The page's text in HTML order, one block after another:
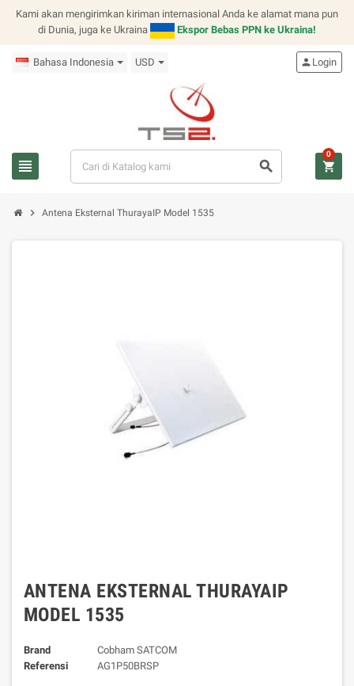
Kami akan mengirimkan kiriman internasional Anda ke alamat mana pun
di Dunia, juga ke Ukraina
Ekspor Bebas PPN ke Ukraina!
Bahasa Indonesia USD
view_headline search
person Login
shopping_cart
0
chevron_right Antena Eksternal ThurayaIP Model 1535
ANTENA EKSTERNAL THURAYAIP
MODEL 1535
Brand
Cobham SATCOM
Referensi
AG1P50BRSP